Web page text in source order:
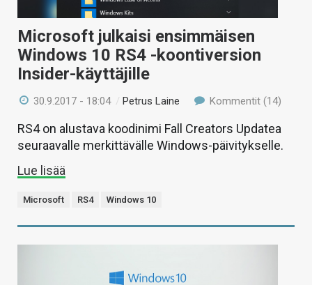
Microsoft julkaisi ensimmäisen
Windows 10 RS4 -koontiversion
Insider-käyttäjille
30.9.2017 - 18:04 /Petrus Laine Kommentit (14)
RS4 on alustava koodinimi Fall Creators Updatea
seuraavalle merkittävälle Windows-päivitykselle.
Lue lisää
Microsoft RS4 Windows 10